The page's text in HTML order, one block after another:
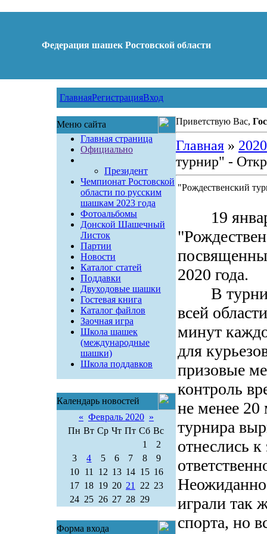
Федерация шашек Ростовской области
ГлавнаяРегистрацияВход
Меню сайта
Главная страница
Официально
Президент
Чемпионат Ростовской
области по русским
шашкам 2023 года
Фотоальбомы
Донской Шашечный
Листок
Партии
Новости
Каталог статей
Поддавки
Двуходовые шашки
Гостевая книга
Каталог файлов
Заочная игра
Школа шашек
(международные
шашки)
Школа поддавков
Календарь новостей
« Февраль 2020 »
Пн Вт Ср Чт Пт Сб Вс
1
2
3
4 5 6 7 8
9
10 11 12 13 14 15 16
17 18 19 20 21 22 23
24 25 26 27 28 29
Форма входа
Приветствую Вас,
Главная» 2020
турнир" -
"Рождественский
19
2020 года.
В турнире
всей
минут
для
призовые
контроль
не менее
турнира
отнеслись
играли так
спорта, но